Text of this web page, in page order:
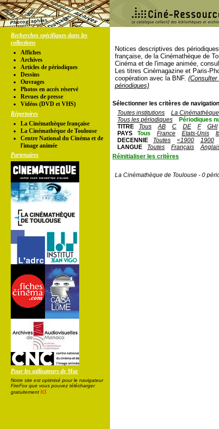
Recherches spécifiques dans les
collections
Affiches
Archives
Articles de périodiques
Dessins
Ouvrages
Photos en accés réservé
Revues de presse
Vidéos (DVD et VHS)
Répertoires
La Cinémathèque française
La Cinémathèque de Toulouse
Centre National du Cinéma et de
l'image animée
Partenaires
Pour les utilisateurs de Mac
Notre site est optimisé pour le navigateur
FireFox que vous pouvez télécharger
gratuitement ici
Notices descriptives des
française, de la Cinémathèque de
Cinéma et de l'image animée,
Les titres Cinémagazine et Paris-
coopération avec la BNF.
périodiques)
Sélectionner les critères de
Toutes institutions
La
Tous les périodiques
Périodiques
TITRE
Tous AB C DE F
GHI
PAYS
Tous France Etats-Unis
DECENNIE
Toutes <1900
1900
LANGUE
Toutes Français
Réinitialiser les critères
La Cinémathèque de Toulouse - 0